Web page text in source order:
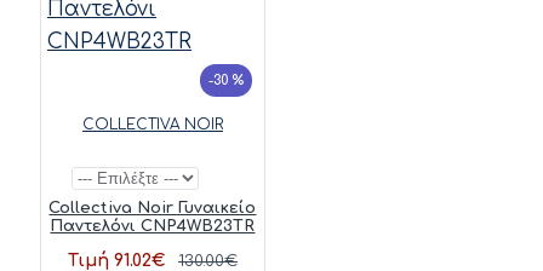
-30 %
COLLECTIVA NOIR
Collectiva Noir Γυναικείο
Παντελόνι CNP4WB23TR
Τιμή 91.02€ 130.00€